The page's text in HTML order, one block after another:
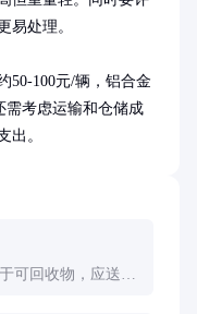
易处理。
50-100元/辆，铝合金
需考虑运输和仓储成
出。
可回收物，应送至